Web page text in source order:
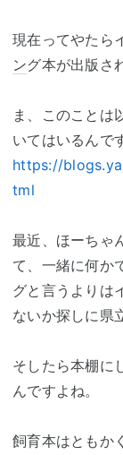
現在ってやたら
ング本が出版さ
ま、このことは
いてはいるんで
https://
tml
最近、ほーちゃ
て、一緒に何か
グと言うよりは
ないか探しに県
そしたら本棚に
んですよね。
飼育本はともか